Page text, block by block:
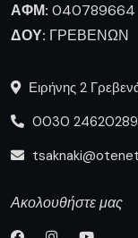
ΑΦΜ: 040789664
ΔΟΥ: ΓΡΕΒΕΝΩΝ
Ειρήνης 2
0030
Ακολουθήστε μας